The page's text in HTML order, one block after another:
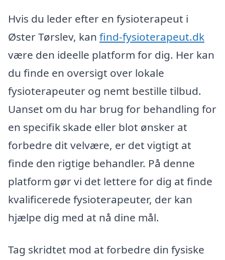
Hvis du leder efter en fysioterapeut i
Øster Tørslev, kan find-fysioterapeut.dk
være den ideelle platform for dig. Her kan
du finde en oversigt over lokale
fysioterapeuter og nemt bestille tilbud.
Uanset om du har brug for behandling for
en specifik skade eller blot ønsker at
forbedre dit velvære, er det vigtigt at
finde den rigtige behandler. På denne
platform gør vi det lettere for dig at finde
kvalificerede fysioterapeuter, der kan
hjælpe dig med at nå dine mål.
Tag skridtet mod at forbedre din fysiske